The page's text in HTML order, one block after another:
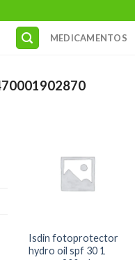
MEDICAMENTOS
Isdin fotoprotector
hydro oil spf 30 1